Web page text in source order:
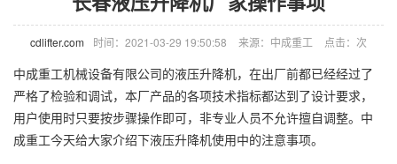
cdlifter.com 时间：2021-03-29 19:50:58 来源：中成重工 点击： 次
中成重工机械设备有限公司的液压升降机，在出厂前都已经经过了
严格了检验和调试，本厂产品的各项技术指标都达到了设计要求，
用户使用时只要按步骤操作即可，非专业人员不允许擅自调整。中
成重工今天给大家介绍下液压升降机使用中的注意事项。